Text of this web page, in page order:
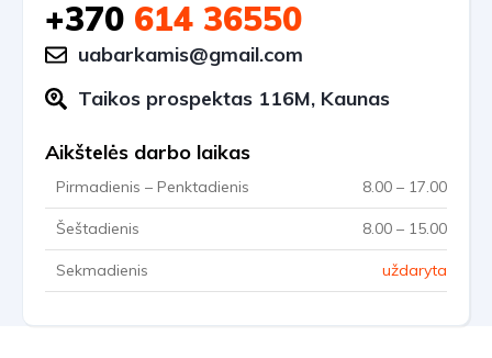
+370 614 36550
uabarkamis@gmail.com
Taikos prospektas 116M, Kaunas
Aikštelės darbo laikas
Pirmadienis – Penktadienis 8.00 – 17.00
Šeštadienis 8.00 – 15.00
Sekmadienis uždaryta